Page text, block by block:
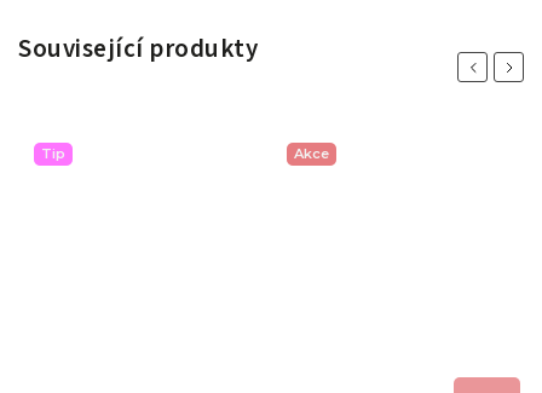
Související produkty
Previous
Tip Akce
Next